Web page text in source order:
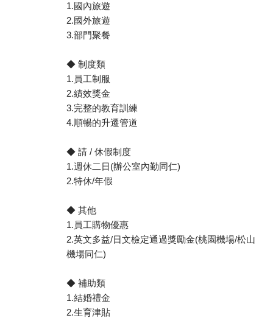
1.國內旅遊
2.國外旅遊
3.部門聚餐
◆ 制度類
1.員工制服
2.績效獎金
3.完整的教育訓練
4.順暢的升遷管道
◆ 請 / 休假制度
1.週休二日(辦公室內勤同仁)
2.特休/年假
◆ 其他
1.員工購物優惠
2.英文多益/日文檢定通過獎勵金(桃園機場/松山
機場同仁)
◆ 補助類
1.結婚禮金
2.生育津貼